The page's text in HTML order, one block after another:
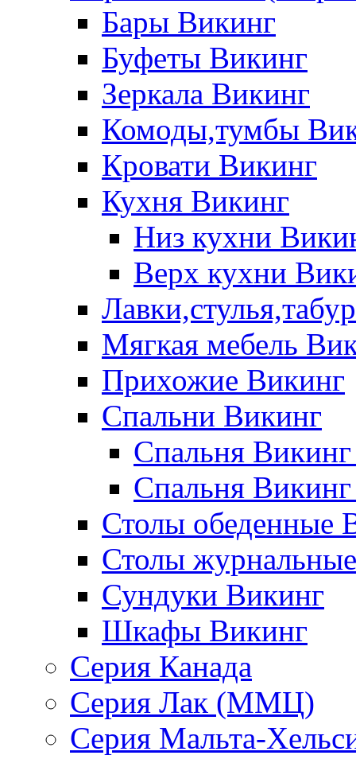
Бары Викинг
Буфеты Викинг
Зеркала Викинг
Комоды,тумбы
Кровати Викинг
Кухня Викинг
Низ кухни
Верх кухни
Мягкая мебель
Прихожие Викинг
Спальни Викинг
Спальня
Спальня
Столы обеденные
Столы
Сундуки Викинг
Шкафы Викинг
Серия Канада
Серия Лак (ММЦ)
Серия Мальта-